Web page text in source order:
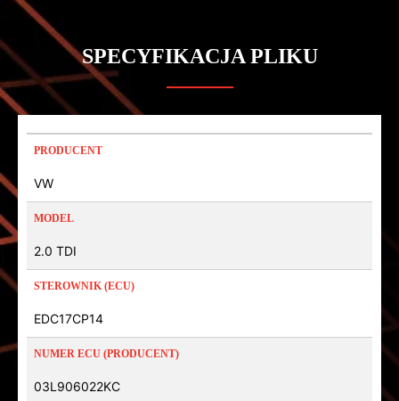
SPECYFIKACJA PLIKU
PRODUCENT
VW
MODEL
2.0 TDI
STEROWNIK (ECU)
EDC17CP14
NUMER ECU (PRODUCENT)
03L906022KC